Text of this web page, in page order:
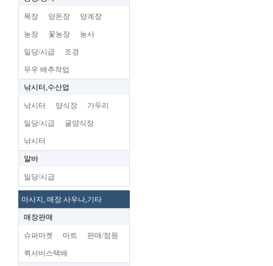
목장 양돈장 양계장
농장 꽃농장 농사
일당/시급 조경
무우 배추작업
낚시터,수산업
낚시터 양식장 가두리
일당/시급 굴양식장
낚시터
알바
일당/시급
마사지, 매장.사우나,기타
매장판매
슈퍼마켓 마트 판매/점원
퀵서비스택배